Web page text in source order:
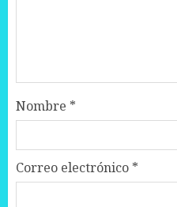
Nombre *
Correo electrónico *